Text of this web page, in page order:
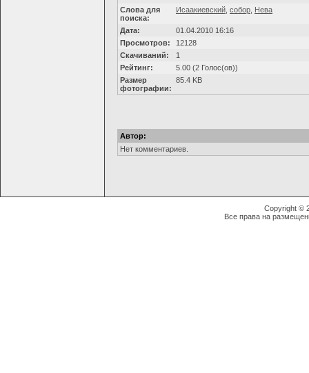
Слова для
поиска:
Исаакиевский собор Нева
Дата:
01.04.2010 16:16
Просмотров:
12128
Скачиваний:
1
Рейтинг:
5.00 (2 Голос(ов))
Размер
фотографии:
85.4 KB
Автор:
Нет комментариев.
Copyright ©
Все права на